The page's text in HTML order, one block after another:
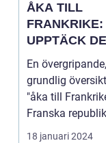
ÅKA TILL
FRANKRIKE:
UPPTÄCK
SKÖNHETEN
En övergripande,
grundlig
"åka till
Franska
känt som
18 januari 2024